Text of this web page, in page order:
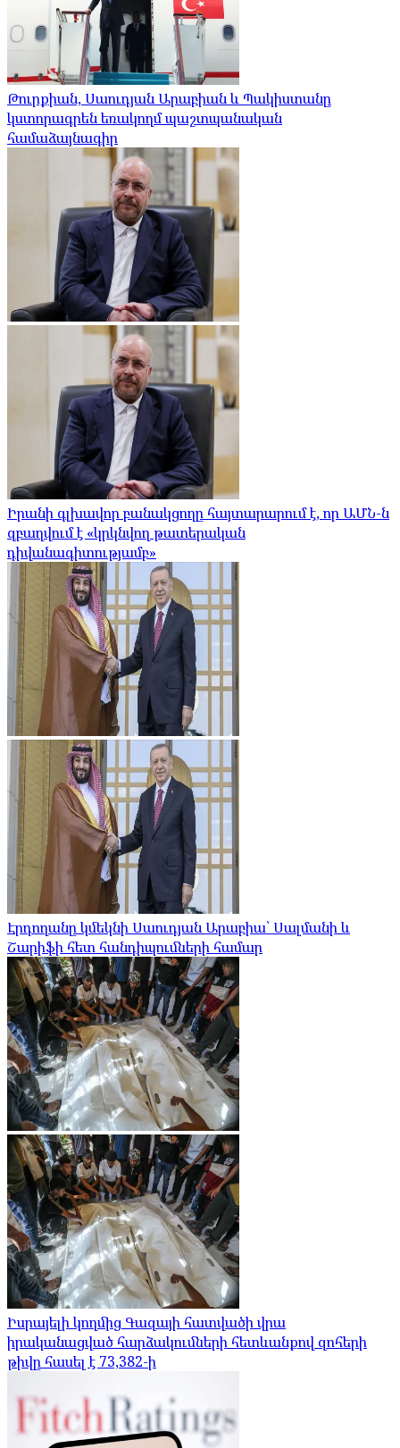
Թուրքիան, Սաուդյան Արաբիան և Պակիստանը
կստորագրեն եռակողմ պաշտպանական
համաձայնագիր
Իրանի գլխավոր բանակցողը հայտարարում է, որ ԱՄՆ-ն
զբաղվում է «կրկնվող թատերական
դիվանագիտությամբ»
Էրդողանը կմեկնի Սաուդյան Արաբիա՝ Սալմանի և
Շարիֆի հետ հանդիպումների համար
Իսրայելի կողմից Գազայի հատվածի վրա
իրականացված հարձակումների հետևանքով զոհերի
թիվը հասել է 73,382-ի